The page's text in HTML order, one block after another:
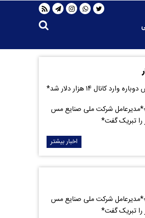
کانال ۱۴ هزار دلار شد*
شرکت ملی صنایع مس
را تبریک گفت*
اخبار بیشتر
شرکت ملی صنایع مس
را تبریک گفت*